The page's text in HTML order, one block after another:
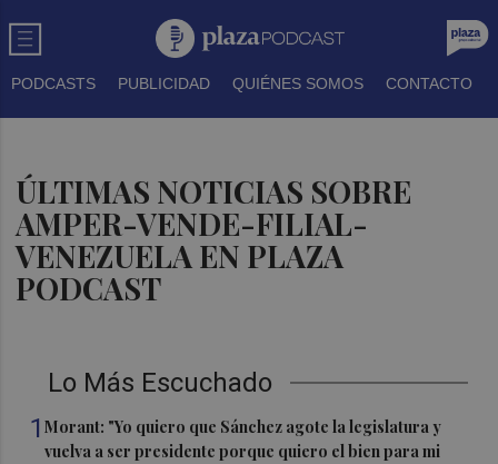
PODCASTS PUBLICIDAD QUIÉNES SOMOS CONTACTO
ÚLTIMAS NOTICIAS SOBRE
AMPER-VENDE-FILIAL-
VENEZUELA EN PLAZA
PODCAST
Lo Más Escuchado
1Morant: "Yo quiero que Sánchez agote la legislatura y
vuelva a ser presidente porque quiero el bien para mi